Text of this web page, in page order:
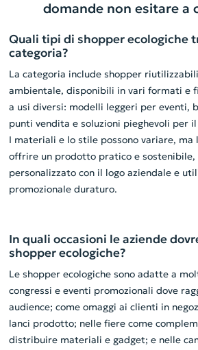
domande non esitare a
Quali tipi di shopper ecologiche
categoria?
La categoria include shopper
ambientale, disponibili in vari formati e
a usi diversi: modelli leggeri per eventi,
punti vendita e soluzioni pieghevoli per
I materiali e lo stile possono variare, ma
offrire un prodotto pratico e sostenibile,
personalizzato con il logo aziendale e
promozionale duraturo.
In quali occasioni le aziende
shopper ecologiche?
Le shopper ecologiche sono adatte a
congressi e eventi promozionali dove
audience; come omaggi ai clienti in
lanci prodotto; nelle fiere come
distribuire materiali e gadget; e nelle